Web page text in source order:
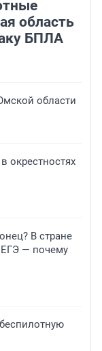
область
БПЛА
области
окрестностях
В стране
ЕГЭ — почему